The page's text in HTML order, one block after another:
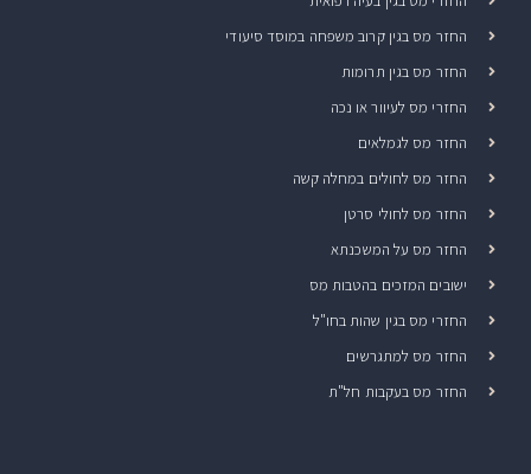
החזר מס בגין קרוב משפחה במוסד סיעודי
החזר מס בגין תרומות
החזרי מס לעיוור או נכה
החזר מס לגמלאים
החזר מס לחולים במחלה קשה
החזר מס לחולי סרטן
החזר מס על המשכנתא
ישובים המזכים בהטבות מס
החזרי מס בגין שהות בחו"ל
החזר מס למתגרשים
החזר מס בעקבות חל"ת